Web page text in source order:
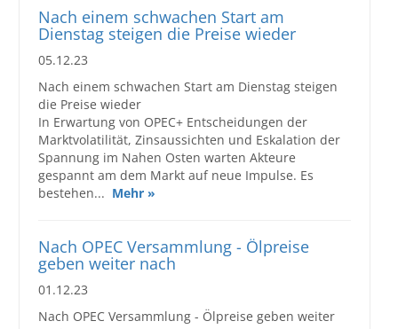
Nach einem schwachen Start am
Dienstag steigen die Preise wieder
05.12.23
Nach einem schwachen Start am Dienstag steigen
die Preise wieder
In Erwartung von OPEC+ Entscheidungen der
Marktvolatilität, Zinsaussichten und Eskalation der
Spannung im Nahen Osten warten Akteure
gespannt am dem Markt auf neue Impulse. Es
bestehen... Mehr »
Nach OPEC Versammlung - Ölpreise
geben weiter nach
01.12.23
Nach OPEC Versammlung - Ölpreise geben weiter